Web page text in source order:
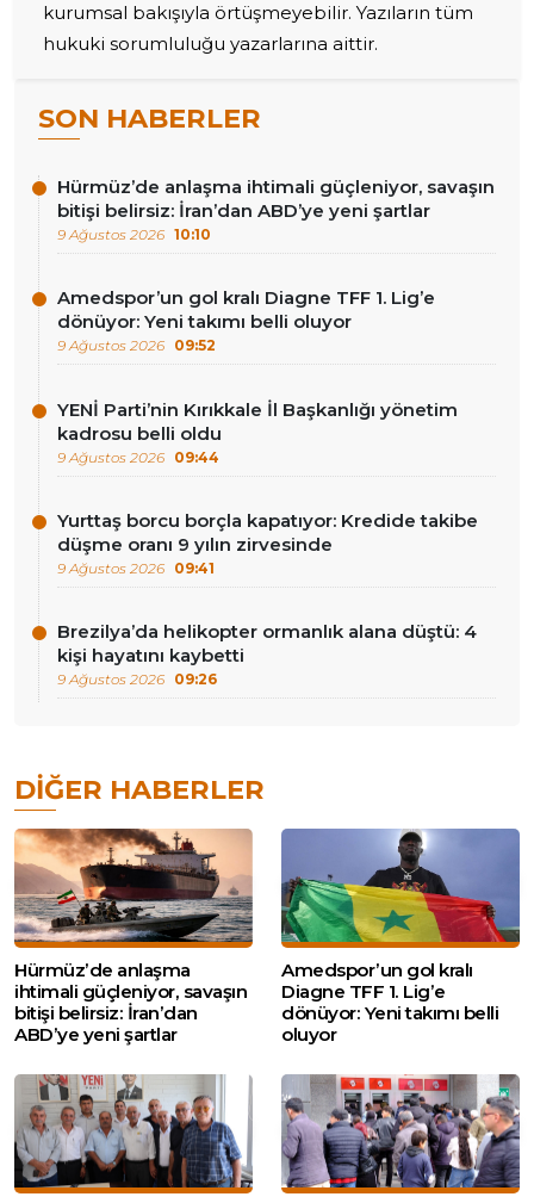
kurumsal bakışıyla örtüşmeyebilir. Yazıların tüm
hukuki sorumluluğu yazarlarına aittir.
SON HABERLER
Hürmüz’de anlaşma ihtimali güçleniyor, savaşın
bitişi belirsiz: İran’dan ABD’ye yeni şartlar
9 Ağustos 2026 10:10
Amedspor’un gol kralı Diagne TFF 1. Lig’e
dönüyor: Yeni takımı belli oluyor
9 Ağustos 2026 09:52
YENİ Parti’nin Kırıkkale İl Başkanlığı yönetim
kadrosu belli oldu
9 Ağustos 2026 09:44
Yurttaş borcu borçla kapatıyor: Kredide takibe
düşme oranı 9 yılın zirvesinde
9 Ağustos 2026 09:41
Brezilya’da helikopter ormanlık alana düştü: 4
kişi hayatını kaybetti
9 Ağustos 2026 09:26
DIĞER HABERLER
Hürmüz’de anlaşma
ihtimali güçleniyor, savaşın
bitişi belirsiz: İran’dan
ABD’ye yeni şartlar
Amedspor’un gol kralı
Diagne TFF 1. Lig’e
dönüyor: Yeni takımı belli
oluyor